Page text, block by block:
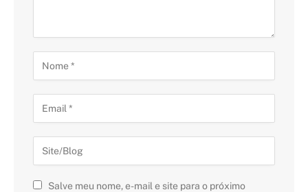
Salve meu nome, e-mail e site para o próximo